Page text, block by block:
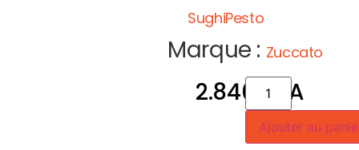
SughiPesto
Marque : Zuccato
2.840 CFA
Ajouter au